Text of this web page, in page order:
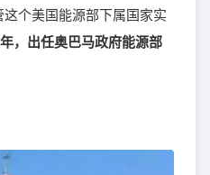
个美国能源部下属国家实
，出任奥巴马政府能源部